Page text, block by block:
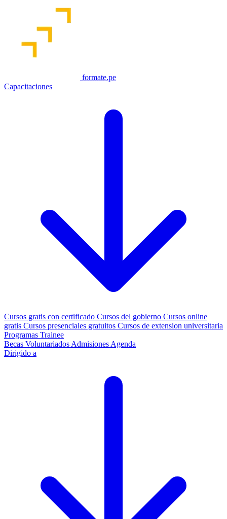
formate.pe
Capacitaciones
Cursos gratis con certificado Cursos del gobierno Cursos online
gratis Cursos presenciales gratuitos Cursos de extension universitaria
Programas Trainee
Becas Voluntariados Admisiones Agenda
Dirigido a